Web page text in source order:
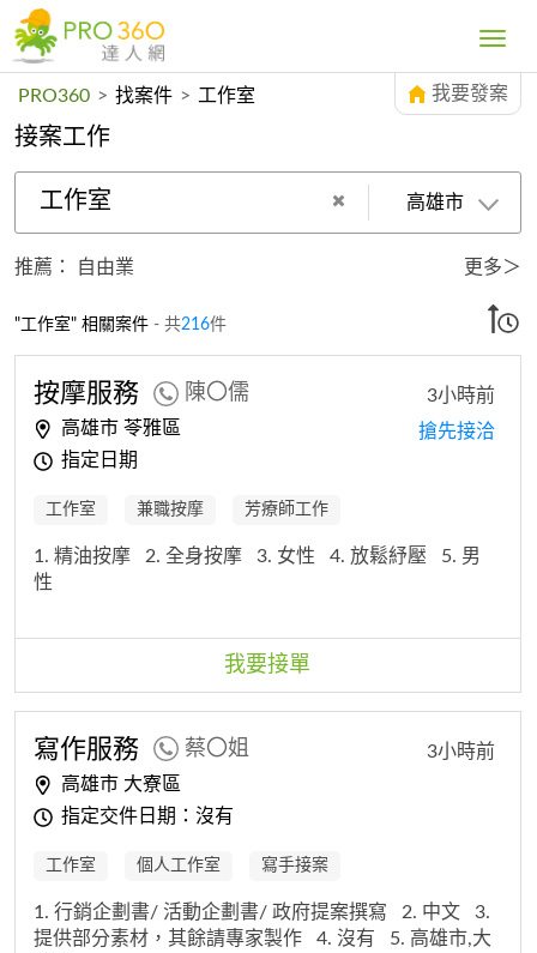
Toggle
PRO360 > 找案件 > 工作室 我要發案
接案工作
工作室 高雄市
推薦： 自由業 更多＞
"工作室" 相關案件 - 共216件
按摩服務 陳〇儒
高雄市 苓雅區
指定日期
3小時前
搶先接洽
工作室 兼職按摩 芳療師工作
1. 精油按摩 2. 全身按摩 3. 女性 4. 放鬆紓壓
5. 男
性
我要接單
寫作服務 蔡〇姐
高雄市 大寮區
指定交件日期：沒有
3小時前
工作室 個人工作室 寫手接案
1. 行銷企劃書/ 活動企劃書/ 政府提案撰寫 2. 中文
3.
提供部分素材，其餘請專家製作
4. 沒有
5. 高雄市,大